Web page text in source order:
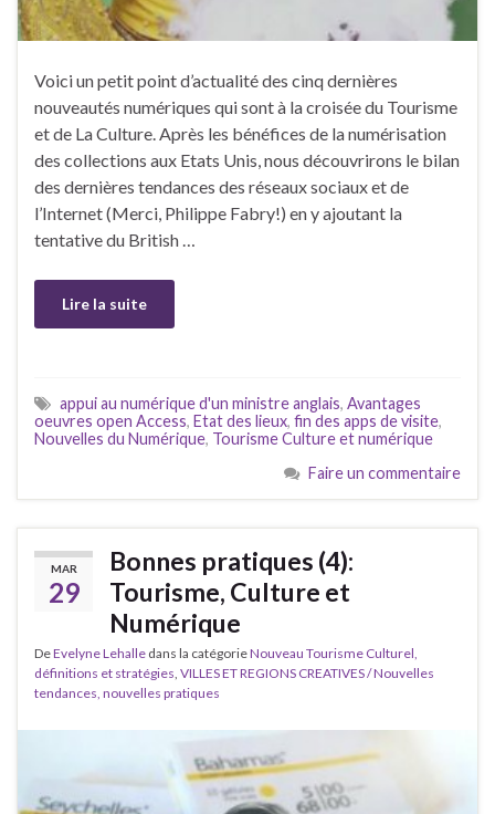
Voici un petit point d’actualité des cinq dernières
nouveautés numériques qui sont à la croisée du Tourisme
et de La Culture. Après les bénéfices de la numérisation
des collections aux Etats Unis, nous découvrirons le bilan
des dernières tendances des réseaux sociaux et de
l’Internet (Merci, Philippe Fabry!) en y ajoutant la
tentative du British …
Lire la suite
appui au numérique d'un ministre anglais, Avantages
oeuvres open Access, Etat des lieux, fin des apps de visite,
Nouvelles du Numérique, Tourisme Culture et numérique
Faire un commentaire
MAR
29
Bonnes pratiques (4):
Tourisme, Culture et
Numérique
DeEvelyne Lehalle dans la catégorieNouveau Tourisme Culturel,
définitions et stratégies VILLES ET REGIONS CREATIVES / Nouvelles
tendances, nouvelles pratiques